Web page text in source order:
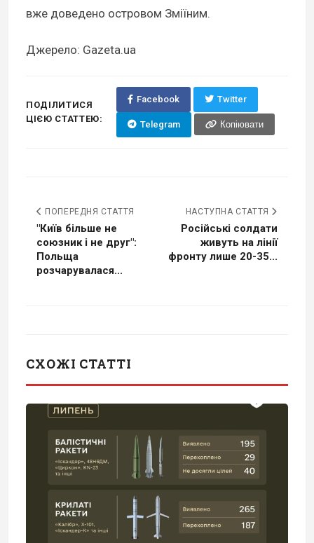
вже доведено островом Зміїним.
Джерело: Gazeta.ua
ПОДІЛИТИСЯ
ЦІЄЮ СТАТТЕЮ:
Facebook Twitter
Telegram Копіювати
ПОПЕРЕДНЯ СТАТТЯ
"Київ більше не
союзник і не друг":
Польща
розчарувалася...
НАСТУПНА СТАТТЯ
Російські солдати
живуть на лінії
фронту лише 20-35...
СХОЖІ СТАТТІ